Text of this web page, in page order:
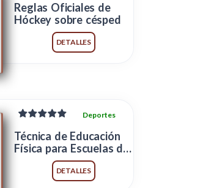
Reglas Oficiales de
Hóckey sobre césped
DETALLES
Deportes
Técnica de Educación
Física para Escuelas de
Magisterio
DETALLES